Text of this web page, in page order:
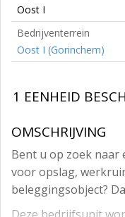
Oost I
Bedrijventerrein
Oost I (Gorinchem)
1 EENHEID
OMSCHRIJVING
Bent u op zoek
voor opslag,
beleggingsobject?